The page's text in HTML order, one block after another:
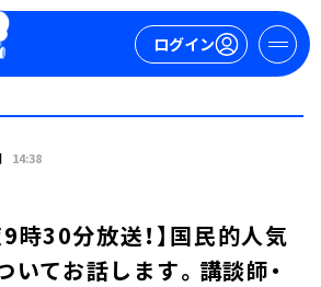
ログイン
14:38
9時30分放送！】国民的人気
いてお話します。講談師・